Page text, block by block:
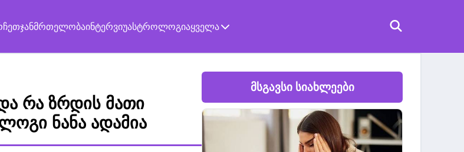
ჯანმრთელობაინტერვიუასტროლოგიაყველა
რა ზრდის მათი
ნანა ადამია
მსგავსი სიახლეები